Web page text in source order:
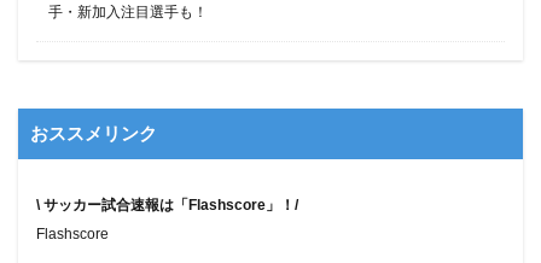
手・新加入注目選手も！
おススメリンク
\ サッカー試合速報は「Flashscore」！/
Flashscore